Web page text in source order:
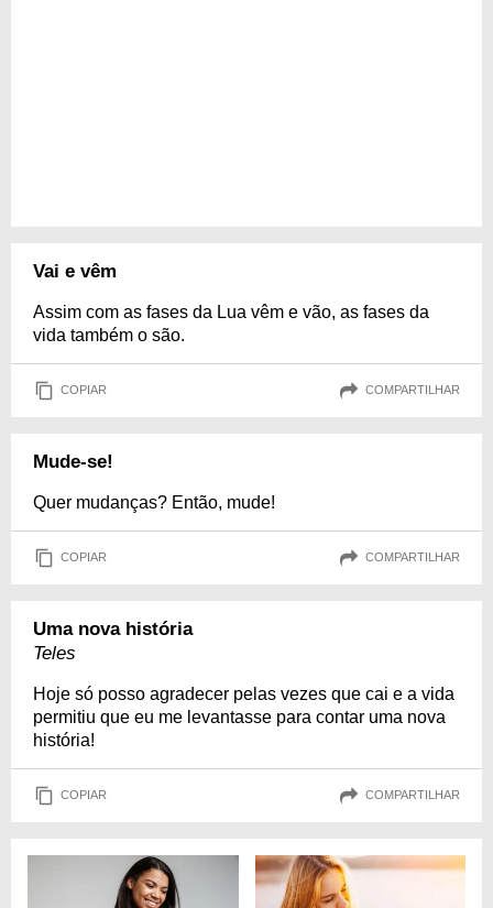
Vai e vêm
Assim com as fases da Lua vêm e vão, as fases da
vida também o são.
COPIAR COMPARTILHAR
Mude-se!
Quer mudanças? Então, mude!
COPIAR COMPARTILHAR
Uma nova história
Teles
Hoje só posso agradecer pelas vezes que cai e a vida
permitiu que eu me levantasse para contar uma nova
história!
COPIAR COMPARTILHAR